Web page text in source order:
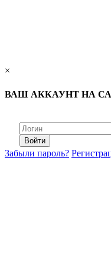
×
ВАШ АККАУНТ НА
Войти
Забыли пароль?